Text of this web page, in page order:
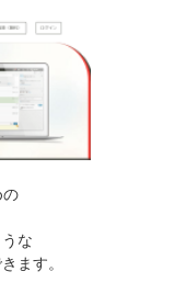
の
な
ます。